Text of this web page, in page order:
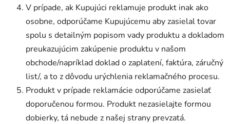
V prípade, ak Kupujúci reklamuje produkt inak ako
osobne, odporúčame Kupujúcemu aby zasielal tovar
spolu s detailným popisom vady produktu a dokladom
preukazujúcim zakúpenie produktu v našom
obchode/napríklad doklad o zaplatení, faktúra, záručný
list/, a to z dôvodu urýchlenia reklamačného procesu.
Produkt v prípade reklamácie odporúčame zasielať
doporučenou formou. Produkt nezasielajte formou
dobierky, tá nebude z našej strany prevzatá.